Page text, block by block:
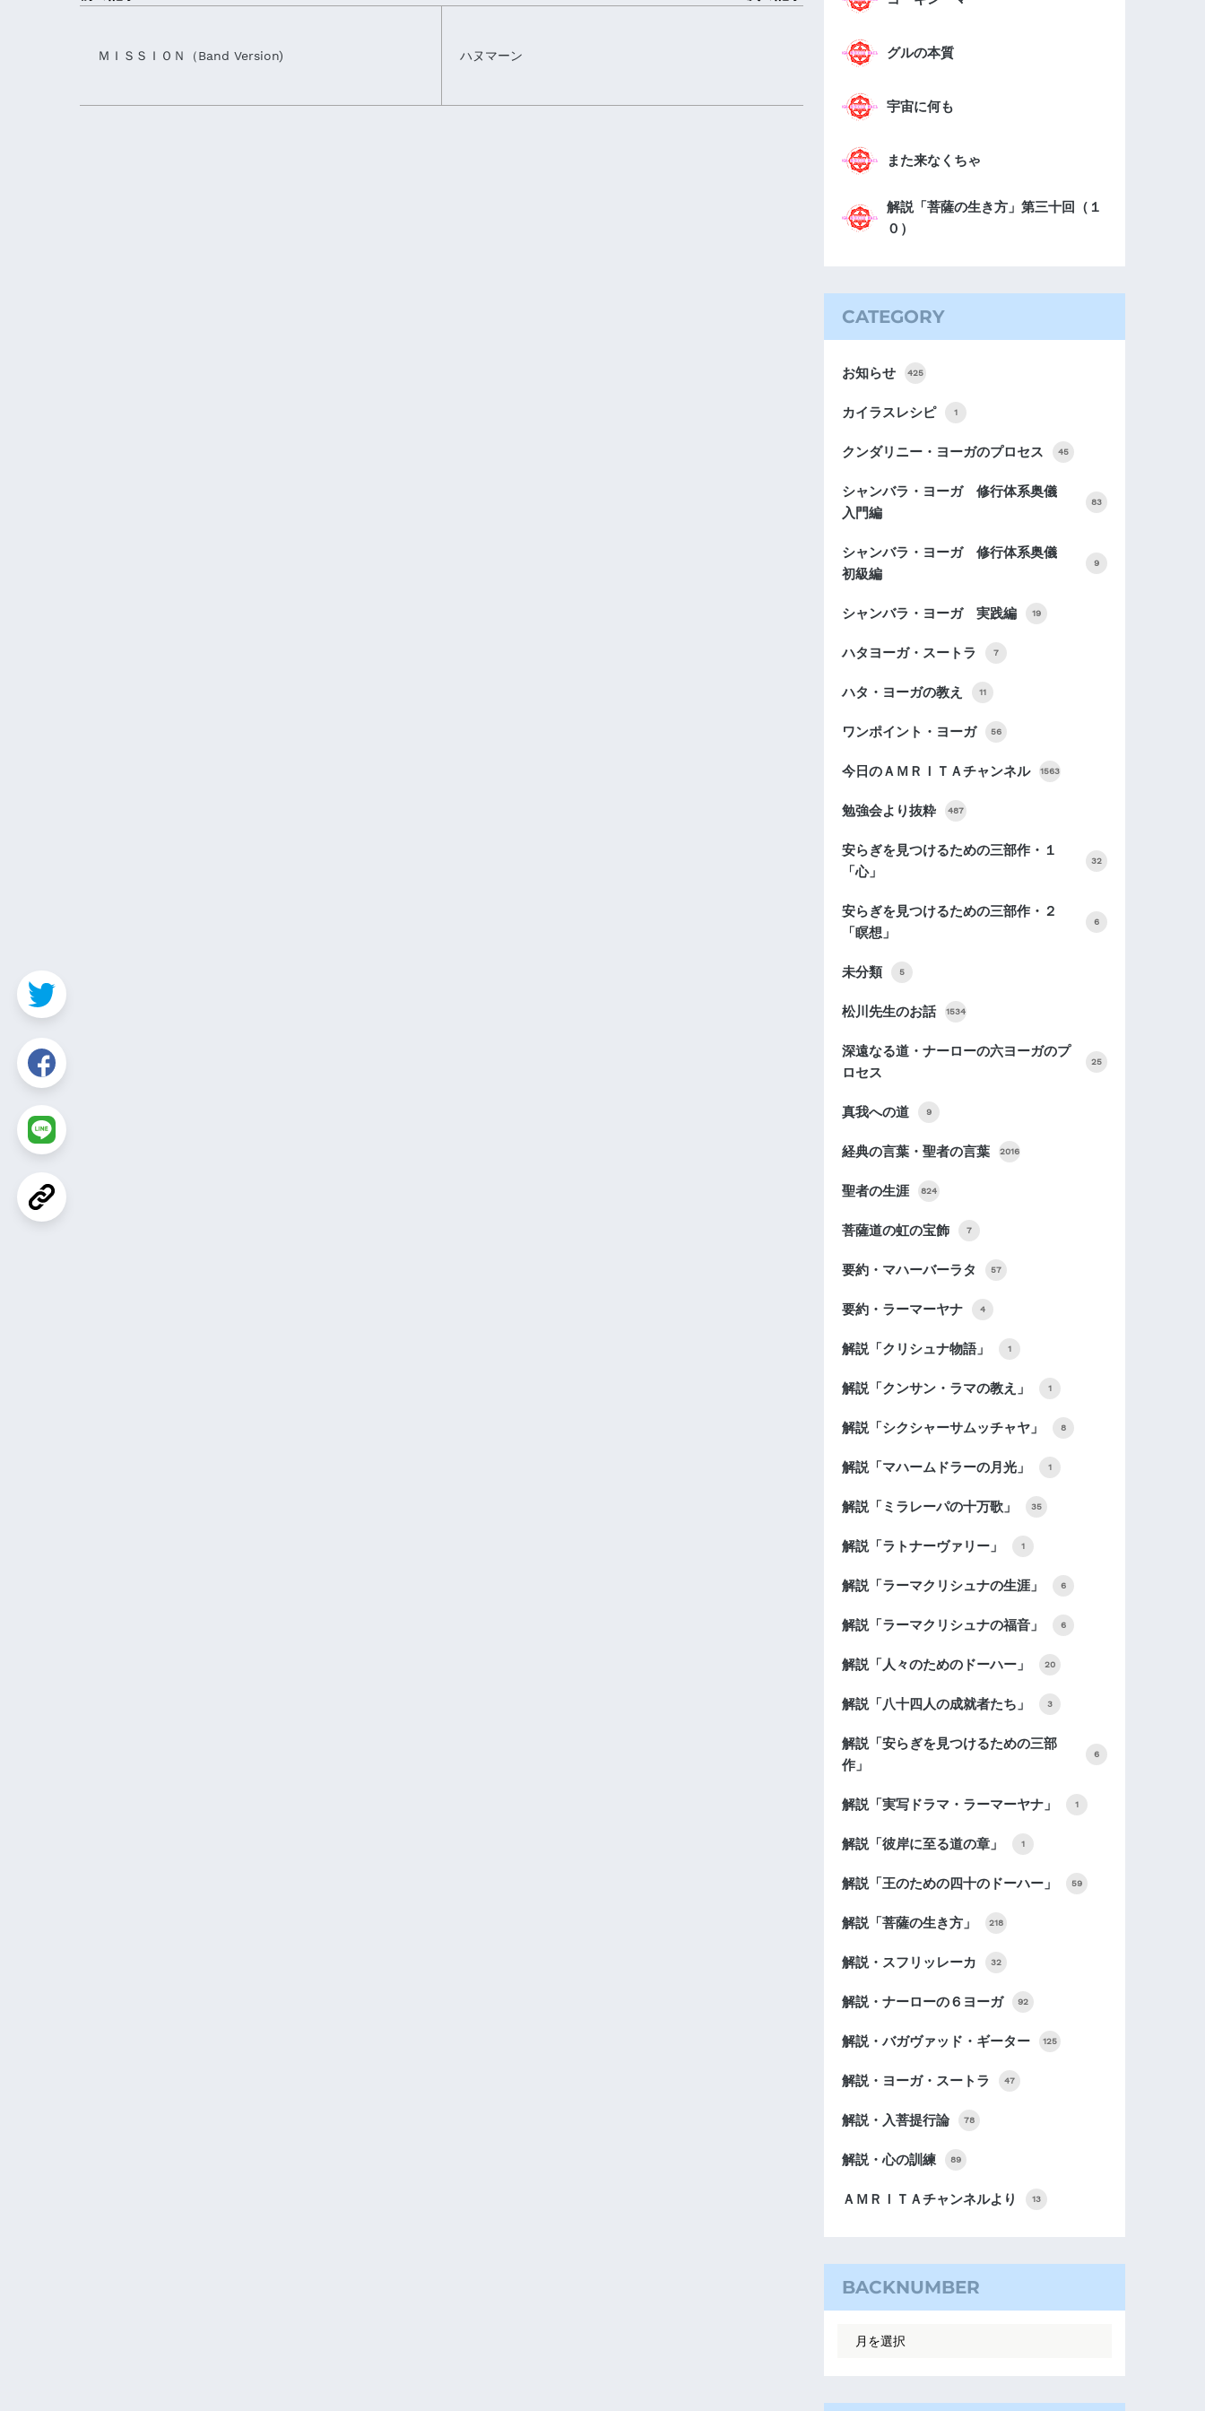
ＭＩＳＳＩＯＮ（Band Version) ハヌマーン グルの本質
宇宙に何も
また来なくちゃ
解説「菩薩の生き方」第三十回（１
０）
CATEGORY
お知らせ 425
カイラスレシピ 1
クンダリニー・ヨーガのプロセス 45
シャンバラ・ヨーガ 修行体系奥儀
入門編
83
シャンバラ・ヨーガ 修行体系奥儀
初級編
9
シャンバラ・ヨーガ 実践編 19
ハタヨーガ・スートラ 7
ハタ・ヨーガの教え 11
ワンポイント・ヨーガ 56
今日のＡＭＲＩＴＡチャンネル 1563
勉強会より抜粋 487
安らぎを見つけるための三部作・１
「心」
32
安らぎを見つけるための三部作・２
「瞑想」
6
未分類 5
松川先生のお話 1534
深遠なる道・ナーローの六ヨーガのプ
ロセス
25
真我への道 9
経典の言葉・聖者の言葉 2016
聖者の生涯 824
菩薩道の虹の宝飾 7
要約・マハーバーラタ 57
要約・ラーマーヤナ 4
解説「クリシュナ物語」 1
解説「クンサン・ラマの教え」 1
解説「シクシャーサムッチャヤ」 8
解説「マハームドラーの月光」 1
解説「ミラレーパの十万歌」 35
解説「ラトナーヴァリー」 1
解説「ラーマクリシュナの生涯」 6
解説「ラーマクリシュナの福音」 6
解説「人々のためのドーハー」 20
解説「八十四人の成就者たち」 3
解説「安らぎを見つけるための三部
作」
6
解説「実写ドラマ・ラーマーヤナ」 1
解説「彼岸に至る道の章」 1
解説「王のための四十のドーハー」 59
解説「菩薩の生き方」 218
解説・スフリッレーカ 32
解説・ナーローの６ヨーガ 92
解説・バガヴァッド・ギーター 125
解説・ヨーガ・スートラ 47
解説・入菩提行論 78
解説・心の訓練 89
ＡＭＲＩＴＡチャンネルより 13
BACKNUMBER